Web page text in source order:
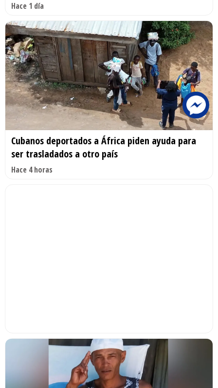
Hace 1 día
Cubanos deportados a África piden ayuda para
ser trasladados a otro país
Hace 4 horas